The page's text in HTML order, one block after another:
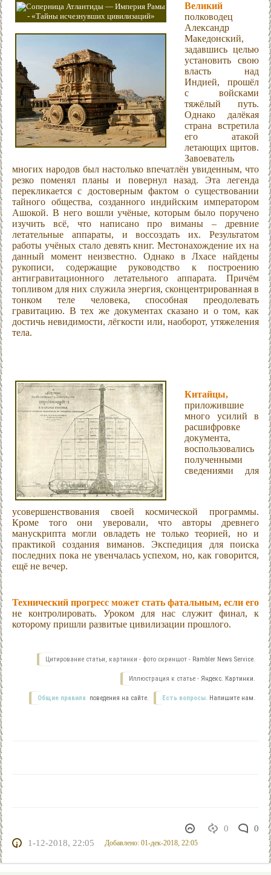
Великий
полководец
Александр
Македонский,
задавшись целью
установить свою
власть над
Индией, прошёл
с войсками
тяжёлый путь.
Однако далёкая
страна встретила
его атакой
летающих щитов.
Завоеватель
многих народов был настолько впечатлён увиденным, что
резко поменял планы и повернул назад. Эта легенда
перекликается с достоверным фактом о существовании
тайного общества, созданного индийским императором
Ашокой. В него вошли учёные, которым было поручено
изучить всё, что написано про виманы – древние
летательные аппараты, и воссоздать их. Результатом
работы учёных стало девять книг. Местонахождение их на
данный момент неизвестно. Однако в Лхасе найдены
рукописи, содержащие руководство к построению
антигравитационного летательного аппарата. Причём
топливом для них служила энергия, сконцентрированная в
тонком теле человека, способная преодолевать
гравитацию. В тех же документах сказано и о том, как
достичь невидимости, лёгкости или, наоборот, утяжеления
тела.
Китайцы,
приложившие
много усилий в
расшифровке
документа,
воспользовались
полученными
сведениями для
усовершенствования своей космической программы.
Кроме того они уверовали, что авторы древнего
манускрипта могли овладеть не только теорией, но и
практикой создания виманов. Экспедиция для поиска
последних пока не увенчалась успехом, но, как говорится,
ещё не вечер.
Технический прогресс может стать фатальным, если его
не контролировать. Уроком для нас служит финал, к
которому пришли развитые цивилизации прошлого.
Цитирование статьи, картинки - фото скриншот - Rambler News Service.
Иллюстрация к статье - Яндекс. Картинки.
Есть вопросы. Напишите нам.
Общие правила поведения на сайте.
0
0
1-12-2018, 22:05
Добавлено: 01-дек-2018, 22:05